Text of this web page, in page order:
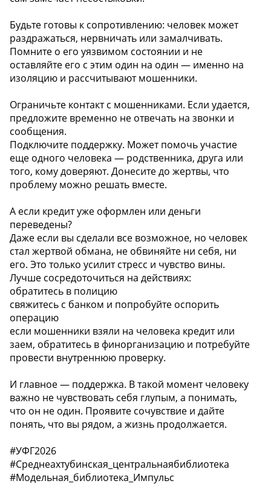
Будьте готовы к сопротивлению: человек может
раздражаться, нервничать или замалчивать.
Помните о его уязвимом состоянии и не
оставляйте его с этим один на один — именно на
изоляцию и рассчитывают мошенники.
Ограничьте контакт с мошенниками. Если удается,
предложите временно не отвечать на звонки и
сообщения.
Подключите поддержку. Может помочь участие
еще одного человека — родственника, друга или
того, кому доверяют. Донесите до жертвы, что
проблему можно решать вместе.
А если кредит уже оформлен или деньги
переведены?
Даже если вы сделали все возможное, но человек
стал жертвой обмана, не обвиняйте ни себя, ни
его. Это только усилит стресс и чувство вины.
Лучше сосредоточиться на действиях:
обратитесь в полицию
свяжитесь с банком и попробуйте оспорить
операцию
если мошенники взяли на человека кредит или
заем, обратитесь в финорганизацию и потребуйте
провести внутреннюю проверку.
И главное — поддержка. В такой момент человеку
важно не чувствовать себя глупым, а понимать,
что он не один. Проявите сочувствие и дайте
понять, что вы рядом, а жизнь продолжается.
#УФГ2026
#Среднеахтубинская_центральнаябиблиотека
#Модельная_библиотека_Импульс